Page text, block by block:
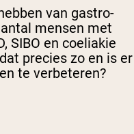
van gastro-
mensen met
SIBO en coeliakie
precies zo en is er
te verbeteren?